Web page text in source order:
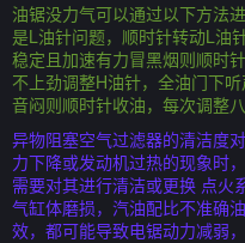
油锯没力气可以通过以下方法
是L油针问题，顺时针转动L油
稳定且加速有力冒黑烟则顺时
不上劲调整H油针，全油门下
音闷则顺时针收油，每次调整八
异物阻塞空气过滤器的清洁度
力下降或发动机过热的现象时
需要对其进行清洁或更换 点火
气缸体磨损，汽油配比不准确
效，都可能导致电锯动力减弱，